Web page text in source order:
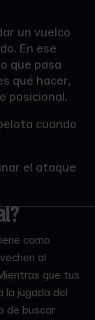
un vuelco
En ese
que pasa
qué hacer,
posicional.
cuando
el ataque
como
al
que tus
jugada del
de buscar